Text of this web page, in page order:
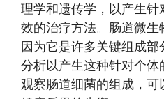
理学和遗传学，以产生
效的治疗方法。肠道微生
因为它是许多关键组成
分析以产生这种针对个
观察肠道细菌的组成，